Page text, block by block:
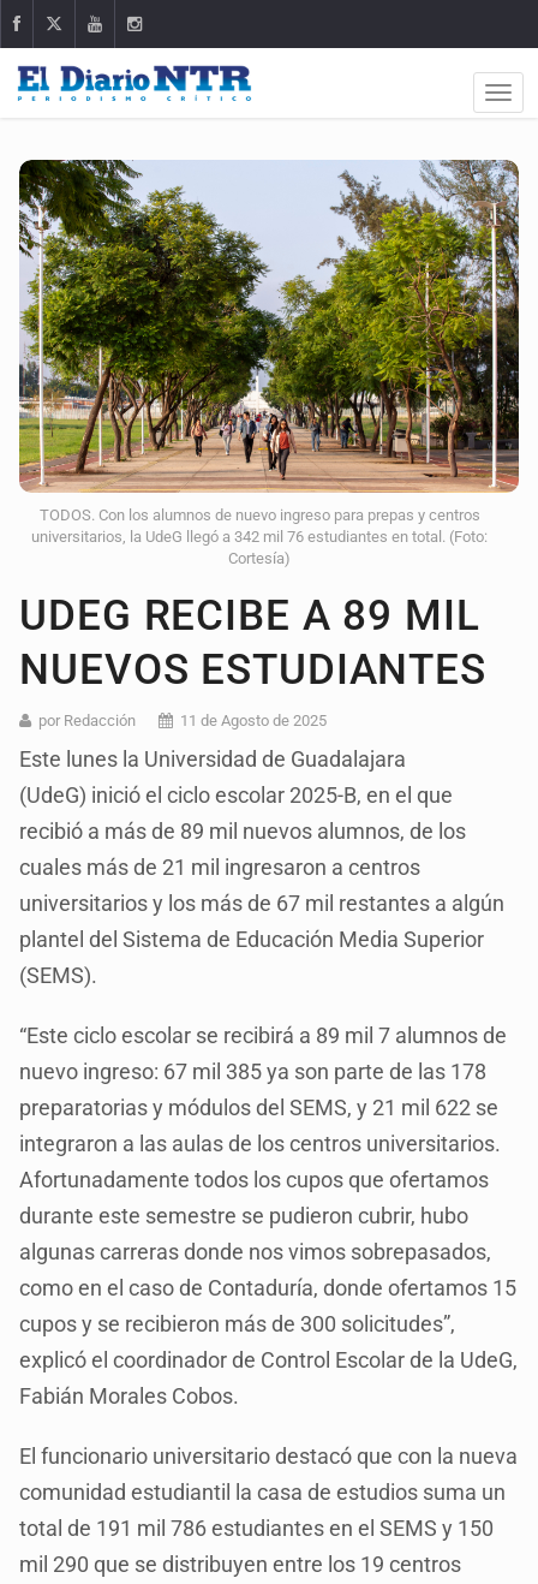
TODOS. Con los alumnos de nuevo ingreso para prepas y centros
universitarios, la UdeG llegó a 342 mil 76 estudiantes en total. (Foto:
Cortesía)
UDEG RECIBE A 89 MIL
NUEVOS ESTUDIANTES
por Redacción 11 de Agosto de 2025
Este lunes la Universidad de Guadalajara
(UdeG) inició el ciclo escolar 2025-B, en el que
recibió a más de 89 mil nuevos alumnos, de los
cuales más de 21 mil ingresaron a centros
universitarios y los más de 67 mil restantes a algún
plantel del Sistema de Educación Media Superior
(SEMS).
“Este ciclo escolar se recibirá a 89 mil 7 alumnos de
nuevo ingreso: 67 mil 385 ya son parte de las 178
preparatorias y módulos del SEMS, y 21 mil 622 se
integraron a las aulas de los centros universitarios.
Afortunadamente todos los cupos que ofertamos
durante este semestre se pudieron cubrir, hubo
algunas carreras donde nos vimos sobrepasados,
como en el caso de Contaduría, donde ofertamos 15
cupos y se recibieron más de 300 solicitudes”,
explicó el coordinador de Control Escolar de la UdeG,
Fabián Morales Cobos.
El funcionario universitario destacó que con la nueva
comunidad estudiantil la casa de estudios suma un
total de 191 mil 786 estudiantes en el SEMS y 150
mil 290 que se distribuyen entre los 19 centros